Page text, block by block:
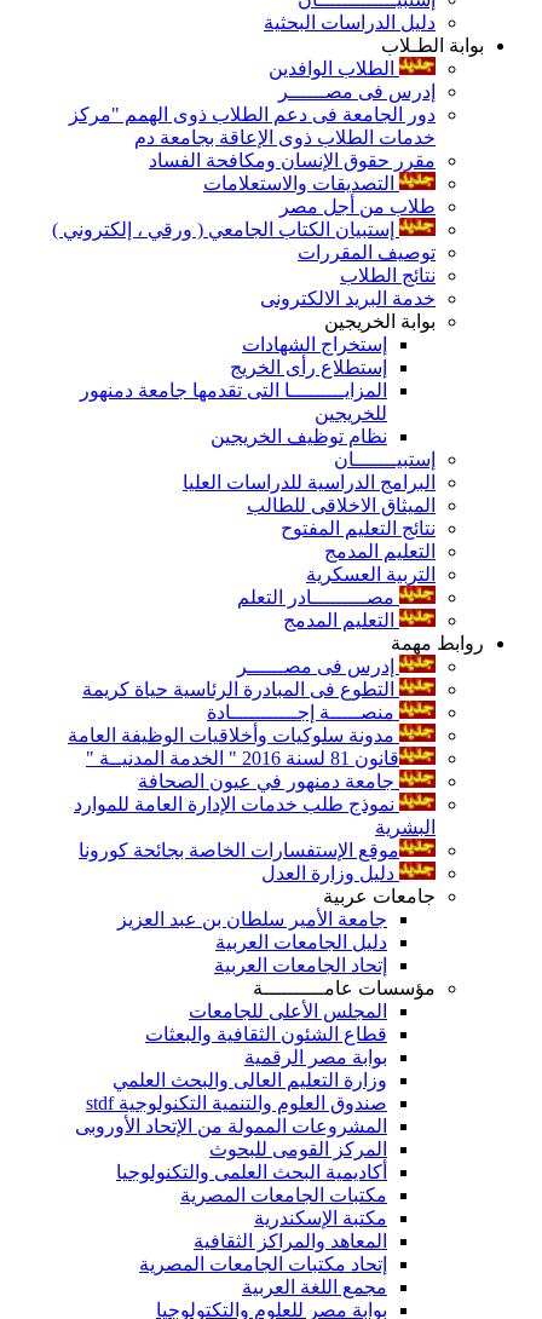
دليل الدراسات البحثية
بوابة الطـلاب
الطلاب الوافدين
إدرس فى مصــــــر
دور الجامعة فى دعم الطلاب ذوى الهمم "مركز
خدمات الطلاب ذوى الإعاقة بجامعة دم
مقرر حقوق الإنسان ومكافحة الفساد
التصديقات والاستعلامات
طلاب من أجل مصر
إستبيان الكتاب الجامعي ( ورقي ، إلكتروني )
توصيف المقررات
نتائج الطلاب
خدمة البريد الالكترونى
بوابة الخريجين
إستخراج الشهادات
إستطلاع رأى الخريج
المزايـــــــــا التى تقدمها جامعة دمنهور
للخريجين
نظام توظيف الخريجين
إستبيـــــــان
البرامج الدراسية للدراسات العليا
الميثاق الاخلاقى للطالب
نتائج التعليم المفتوح
التعليم المدمج
التربية العسكرية
مصـــــــــادر التعلم
التعليم المدمج
روابط مهمة
إدرس فى مصــــــر
التطوع فى المبادرة الرئاسية حياة كريمة
منصـــــة إجـــــــــــادة
مدونة سلوكيات وأخلاقيات الوظيفة العامة
قانون 81 لسنة 2016 " الخدمة المدنيــة "
جامعة دمنهور في عيون الصحافة
نموذج طلب خدمات الإدارة العامة للموارد
البشرية
موقع الإستفسارات الخاصة بجائحة كورونا
دليل وزارة العدل
جامعات عربية
جامعة الأمير سلطان بن عبد العزيز
دليل الجامعات العربية
إتحاد الجامعات العربية
مؤسسات عامــــــــــة
المجلس الأعلى للجامعات
قطاع الشئون الثقافية والبعثات
بوابة مصر الرقمية
وزارة التعليم العالى والبحث العلمي
صندوق العلوم والتنمية التكنولوجية stdf
المشروعات الممولة من الإتحاد الأوروبى
المركز القومى للبحوث
أكاديمية البحث العلمى والتكنولوجيا
مكتبات الجامعات المصرية
مكتبة الإسكندرية
المعاهد والمراكز الثقافية
إتحاد مكتبات الجامعات المصرية
مجمع اللغة العربية
بوابة مصر للعلوم والتكتولوجيا